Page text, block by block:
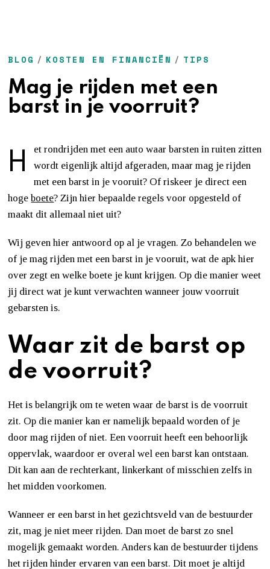
BLOG / KOSTEN EN FINANCIËN / TIPS
Mag je rijden met een
barst in je voorruit?
H
et rondrijden met een auto waar barsten in ruiten zitten
wordt eigenlijk altijd afgeraden, maar mag je rijden
met een barst in je vooruit? Of riskeer je direct een
hogeboete? Zijn hier bepaalde regels voor opgesteld of
maakt dit allemaal niet uit?
Wij geven hier antwoord op al je vragen. Zo behandelen we
of je mag rijden met een barst in je vooruit, wat de apk hier
over zegt en welke boete je kunt krijgen. Op die manier weet
jij direct wat je kunt verwachten wanneer jouw voorruit
gebarsten is.
Waar zit de barst op
de voorruit?
Het is belangrijk om te weten waar de barst is de voorruit
zit. Op die manier kan er namelijk bepaald worden of je
door mag rijden of niet. Een voorruit heeft een behoorlijk
oppervlak, waardoor er overal wel een barst kan ontstaan.
Dit kan aan de rechterkant, linkerkant of misschien zelfs in
het midden voorkomen.
Wanneer er een barst in het gezichtsveld van de bestuurder
zit, mag je niet meer rijden. Dan moet de barst zo snel
mogelijk gemaakt worden. Anders kan de bestuurder tijdens
het rijden hinder ervaren van een barst. Dit moet je altijd